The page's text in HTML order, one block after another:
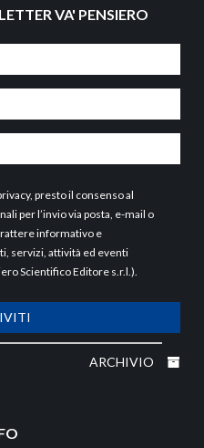
VA' PENSIERO
, presto il consenso al
per l’invio via posta, e-mail o
informativo e
servizi, attività ed eventi
Scientifico Editore s.r.l.).
ARCHIVIO